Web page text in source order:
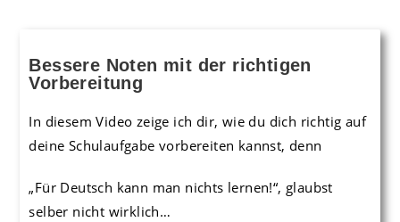
Bessere Noten mit der richtigen
Vorbereitung
In diesem Video zeige ich dir, wie du dich richtig auf
deine Schulaufgabe vorbereiten kannst, denn
„Für Deutsch kann man nichts lernen!“, glaubst
selber nicht wirklich…